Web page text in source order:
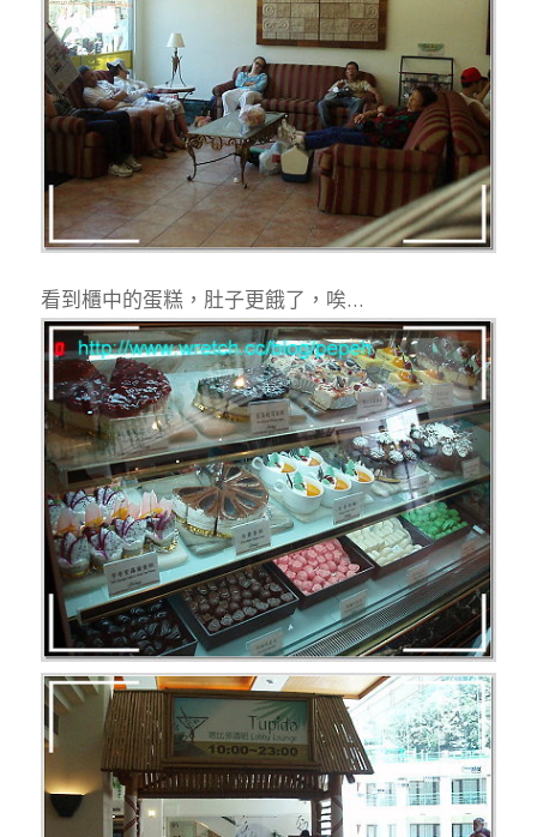
看到櫃中的蛋糕，肚子更餓了，唉…